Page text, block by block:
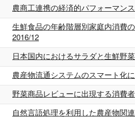
農商工連携の経済的パフォーマン
生鮮食品の年齢階層別家庭内消費
2016/12
日本国内におけるサラダと生鮮野
農産物流通システムのスマート化
野菜商品レビューに出現する消費
自然言語処理を利用した農産物関